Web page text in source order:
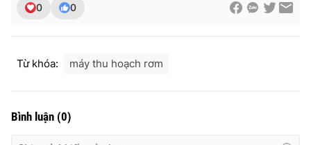
Thị trường 24h Tấm lòng Việt
VTV4 Vươn mình bằng AI
0 0
Từ khóa: máy thu hoạch rơm
Bình luận (0)